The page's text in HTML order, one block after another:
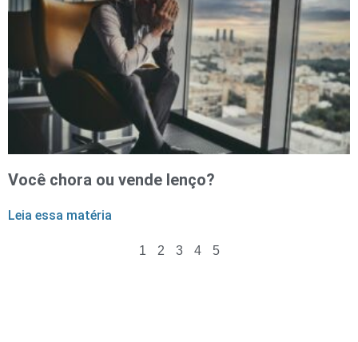
Você chora ou vende lenço?
Leia essa matéria
1 2 3 4 5